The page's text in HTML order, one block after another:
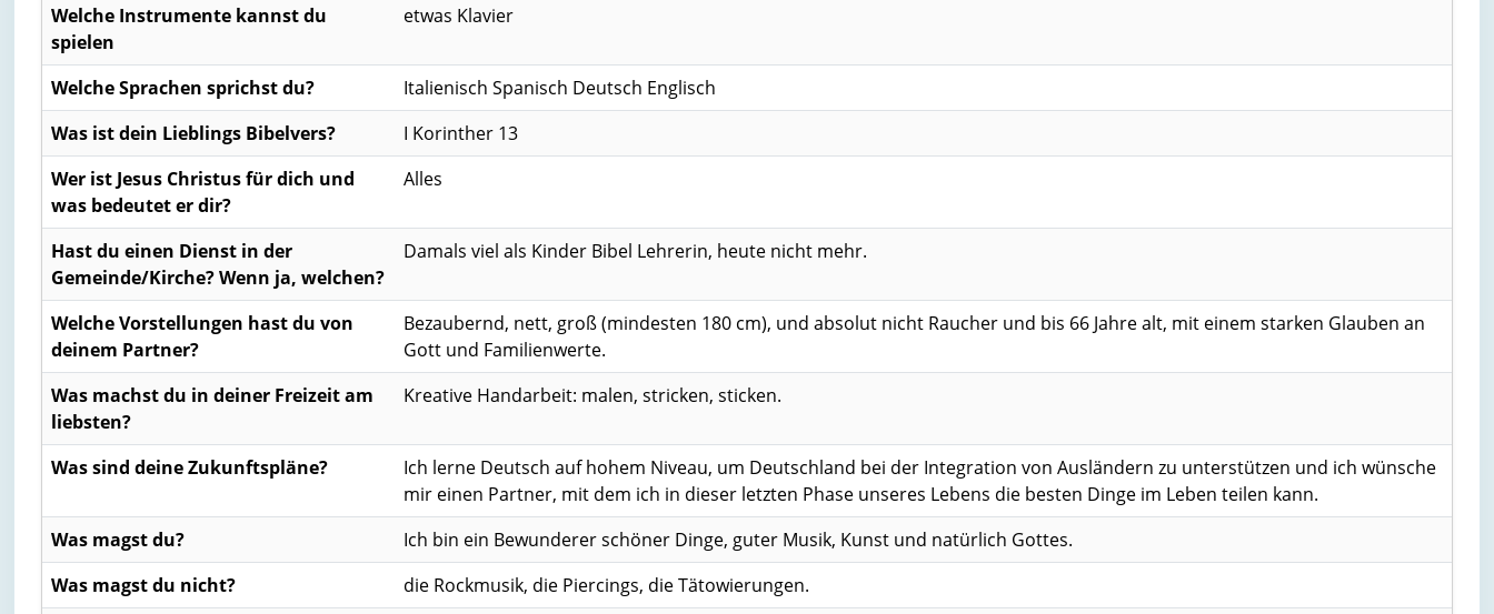
Welche Instrumente kannst du
spielen
etwas Klavier
Welche Sprachen sprichst du?
Italienisch Spanisch Deutsch Englisch
Was ist dein Lieblings Bibelvers?
I Korinther 13
Wer ist Jesus Christus für dich und
was bedeutet er dir?
Alles
Hast du einen Dienst in der
Gemeinde/Kirche? Wenn ja, welchen?
Damals viel als Kinder Bibel Lehrerin, heute nicht mehr.
Welche Vorstellungen hast du von
deinem Partner?
Bezaubernd, nett, groß (mindesten 180 cm), und absolut nicht Raucher und bis 66 Jahre alt, mit einem starken Glauben an
Gott und Familienwerte.
Was machst du in deiner Freizeit am
liebsten?
Kreative Handarbeit: malen, stricken, sticken.
Was sind deine Zukunftspläne?
Ich lerne Deutsch auf hohem Niveau, um Deutschland bei der Integration von Ausländern zu unterstützen und ich wünsche
mir einen Partner, mit dem ich in dieser letzten Phase unseres Lebens die besten Dinge im Leben teilen kann.
Was magst du?
Ich bin ein Bewunderer schöner Dinge, guter Musik, Kunst und natürlich Gottes.
Was magst du nicht?
die Rockmusik, die Piercings, die Tätowierungen.